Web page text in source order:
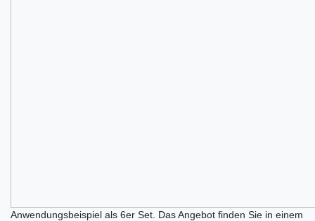
Anwendungsbeispiel als 6er Set. Das Angebot finden Sie in einem